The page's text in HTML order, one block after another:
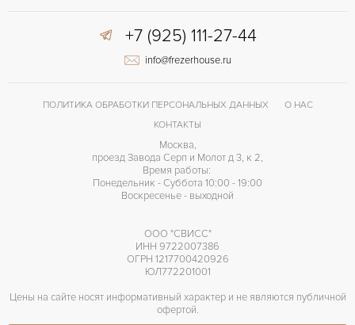
+7 (925) 111-27-44
info@frezerhouse.ru
ПОЛИТИКА ОБРАБОТКИ ПЕРСОНАЛЬНЫХ ДАННЫХ
О НАС
КОНТАКТЫ
Москва,
проезд Завода Серп и Молот д 3, к 2,
Время работы:
Понедельник - Суббота 10:00 - 19:00
Воскресенье - выходной
ООО "СВИСС"
ИНН 9722007386
ОГРН 1217700420926
ЮЛ772201001
Цены на сайте носят информативный характер и не являются публичной
офертой.